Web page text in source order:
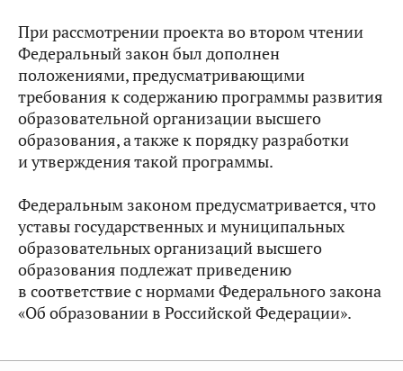
При рассмотрении проекта во втором чтении
Федеральный закон был дополнен
положениями, предусматривающими
требования к содержанию программы развития
образовательной организации высшего
образования, а также к порядку разработки
и утверждения такой программы.
Федеральным законом предусматривается, что
уставы государственных и муниципальных
образовательных организаций высшего
образования подлежат приведению
в соответствие с нормами Федерального закона
«Об образовании в Российской Федерации».